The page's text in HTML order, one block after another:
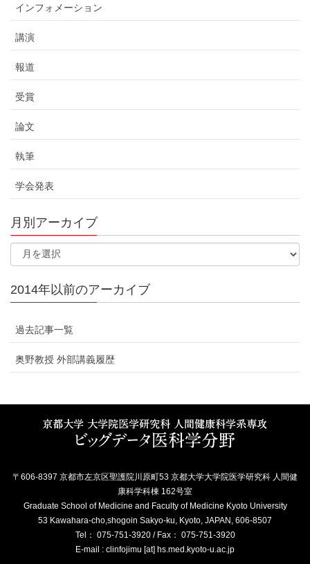
インフォメーション
講演
報道
受賞
論文
執筆
学会発表
月別アーカイブ
2014年以前のアーカイブ
過去記事一覧
奥野教授 外部講義履歴
〒606-8397 京都市左京区聖護院川原町53 京都大学大学院医学研究科 人間健
康科学科棟 162号室
Graduate School of Medicine and Faculty of Medicine Kyoto University
53 Kawahara-cho,shogoin Sakyo-ku, Kyoto, JAPAN, 606-8507
Tel： 075-751-3920 / Fax： 075-751-3920
E-mail : clinfojimu [at] hs.med.kyoto-u.ac.jp